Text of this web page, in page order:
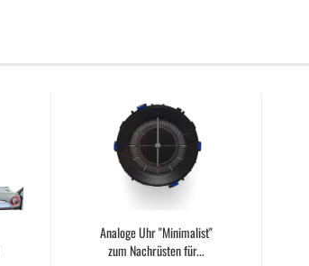
Analoge Uhr "Minimalist"
zum Nachrüsten für...